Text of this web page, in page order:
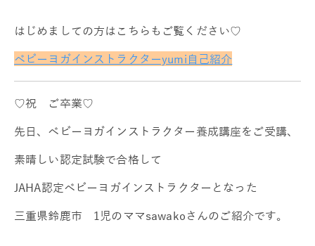
はじめましての方はこちらもご覧ください♡
ベビーヨガインストラクターyumi自己紹介
♡祝 ご卒業♡
先日、ベビーヨガインストラクター養成講座をご受講、
素晴しい認定試験で合格して
JAHA認定ベビーヨガインストラクターとなった
三重県鈴鹿市 1児のママsawakoさんのご紹介です。